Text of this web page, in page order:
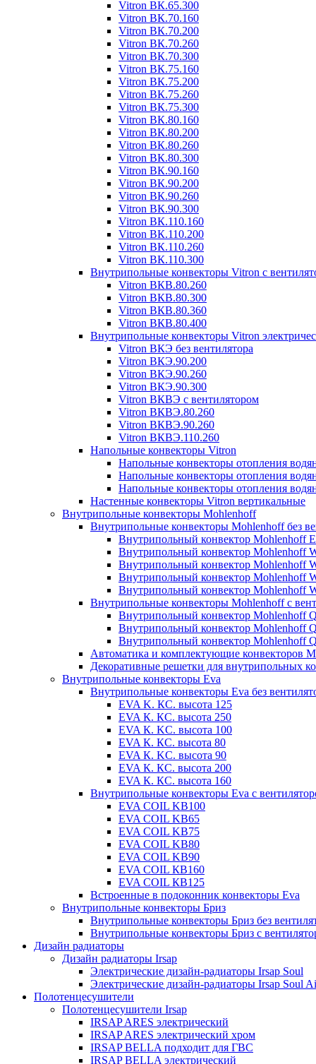
Vitron ВК.65.300
Vitron ВК.70.160
Vitron ВК.70.200
Vitron ВК.70.260
Vitron ВК.70.300
Vitron ВК.75.160
Vitron ВК.75.200
Vitron ВК.75.260
Vitron ВК.75.300
Vitron ВК.80.160
Vitron ВК.80.200
Vitron ВК.80.260
Vitron ВК.80.300
Vitron ВК.90.160
Vitron ВК.90.200
Vitron ВК.90.260
Vitron ВК.90.300
Vitron ВК.110.160
Vitron ВК.110.200
Vitron ВК.110.260
Vitron ВК.110.300
Внутрипольные конвекторы Vitron с
Vitron ВКВ.80.260
Vitron ВКВ.80.300
Vitron ВКВ.80.360
Vitron ВКВ.80.400
Внутрипольные конвекторы Vitron
Vitron ВКЭ без вентилятора
Vitron ВКЭ.90.200
Vitron ВКЭ.90.260
Vitron ВКЭ.90.300
Vitron ВКВЭ с вентилятором
Vitron ВКВЭ.80.260
Vitron ВКВЭ.90.260
Vitron ВКВЭ.110.260
Напольные конвекторы Vitron
Напольные конвекторы отопления
Напольные конвекторы отопления
Напольные конвекторы отопления
Настенные конвекторы Vitron вертикальные
Внутрипольные конвекторы Mohlenhoff
Внутрипольные конвекторы Mohlenhoff без
Внутрипольный конвектор Mohlenhoff
Внутрипольный конвектор Mohlenhoff
Внутрипольный конвектор Mohlenhoff
Внутрипольный конвектор Mohlenhoff
Внутрипольный конвектор Mohlenhoff
Внутрипольные конвекторы Mohlenhoff с
Внутрипольный конвектор Mohlenhoff
Внутрипольный конвектор Mohlenhoff
Внутрипольный конвектор Mohlenhoff
Автоматика и комплектующие конвекторов
Декоративные решетки для внутрипольных
Внутрипольные конвекторы Eva
Внутрипольные конвекторы Eva без
EVA K. КС. высота 125
EVA К. КС. высота 250
EVA К. KС. высота 100
EVA К. КС. высота 80
EVA К. KC. высота 90
EVA К. КС. высота 200
EVA К. КС. высота 160
Внутрипольные конвекторы Eva с
EVA COIL KB100
EVA COIL KB65
EVA COIL KB75
EVA COIL KB80
EVA COIL KB90
EVA COIL КВ160
EVA COIL КВ125
Встроенные в подоконник конвекторы Eva
Внутрипольные конвекторы Бриз
Внутрипольные конвекторы Бриз без
Внутрипольные конвекторы Бриз с
Дизайн радиаторы
Дизайн радиаторы Irsap
Электрические дизайн-радиаторы Irsap Soul
Электрические дизайн-радиаторы Irsap Soul
Полотенцесушители
Полотенцесушители Irsap
IRSAP ARES электрический
IRSAP ARES электрический хром
IRSAP BELLA подходит для ГВС
IRSAP BELLA электрический